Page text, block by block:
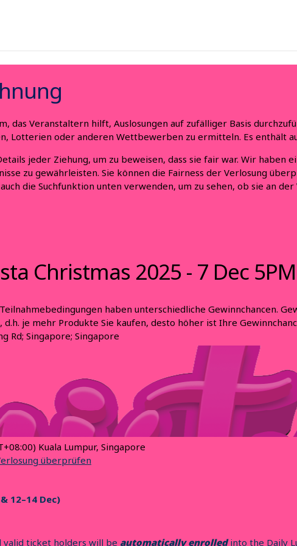
das Veranstaltern hilft, Auslosungen auf zufälliger Basis
Lotterien oder anderen Wettbewerben zu ermitteln. Es enthält
jeder Ziehung, um zu beweisen, dass sie fair war. Wir haben
zu gewährleisten. Sie können die Fairness der Verlosung
die Suchfunktion unten verwenden, um zu sehen, ob sie an
Christmas 2025 - 7 Dec 5PM
haben unterschiedliche Gewinnchancen.
je mehr Produkte Sie kaufen, desto höher ist Ihre
Rd; Singapore; Singapore
Kuala Lumpur, Singapore
überprüfen
12–14 Dec)
valid ticket holders will be automatically enrolledinto the Daily